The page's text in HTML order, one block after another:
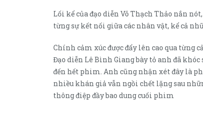
Lối kể của đạo diễn Võ Thạch Thảo nắn
từng sự kết nối giữa các nhân vật, kể cả
Chính cảm xúc được đẩy lên cao qua từng
Đạo diễn Lê Bình Giang bày tỏ anh đã
đến hết phim. Anh cũng nhận xét đây là
nhiều khán giả vẫn ngồi chết lặng sau
thông điệp đầy bao dung cuối phim